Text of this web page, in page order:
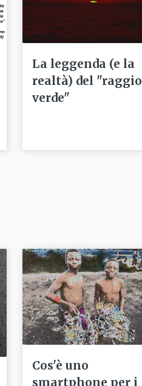
La leggenda (e la
realtà) del "raggio
verde"
Cos'è uno
smartphone per i